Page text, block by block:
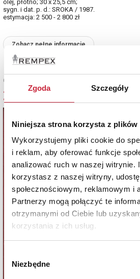
Zgoda Szczegóły
Niniejsza strona korzysta z plików
Wykorzystujemy pliki cookie do
i reklam, aby oferować funkcje
analizować ruch w naszej witrynie.
korzystasz z naszej witryny,
społecznościowym, reklamowym i
Partnerzy mogą połączyć te
otrzymanymi od Ciebie lub
korzystania z ich usług.
zgody
Niezbędne
olej, płótno; 30 x 25,5 cm;
sygn. i dat. p. d.: SROKA / 1987.
estymacja: 2 500 - 2 800 zł
Zobacz pełne informacje
Cena sprzedaży
3 000 zł